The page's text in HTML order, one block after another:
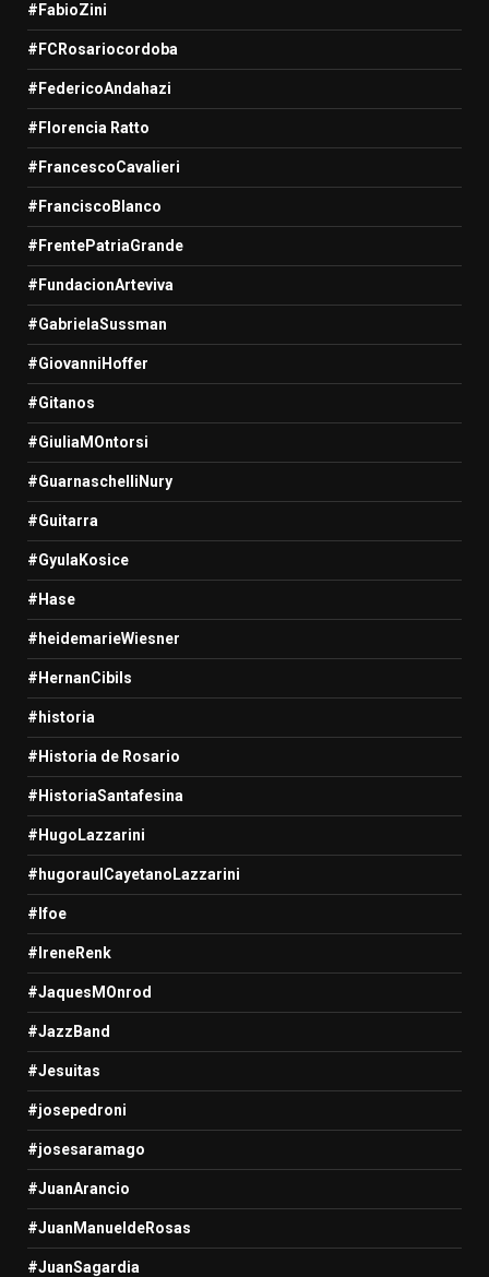
#FabioZini
#FCRosariocordoba
#FedericoAndahazi
#Florencia Ratto
#FrancescoCavalieri
#FranciscoBlanco
#FrentePatriaGrande
#FundacionArteviva
#GabrielaSussman
#GiovanniHoffer
#Gitanos
#GiuliaMOntorsi
#GuarnaschelliNury
#Guitarra
#GyulaKosice
#Hase
#heidemarieWiesner
#HernanCibils
#historia
#Historia de Rosario
#HistoriaSantafesina
#HugoLazzarini
#hugoraulCayetanoLazzarini
#Ifoe
#IreneRenk
#JaquesMOnrod
#JazzBand
#Jesuitas
#josepedroni
#josesaramago
#JuanArancio
#JuanManueldeRosas
#JuanSagardia